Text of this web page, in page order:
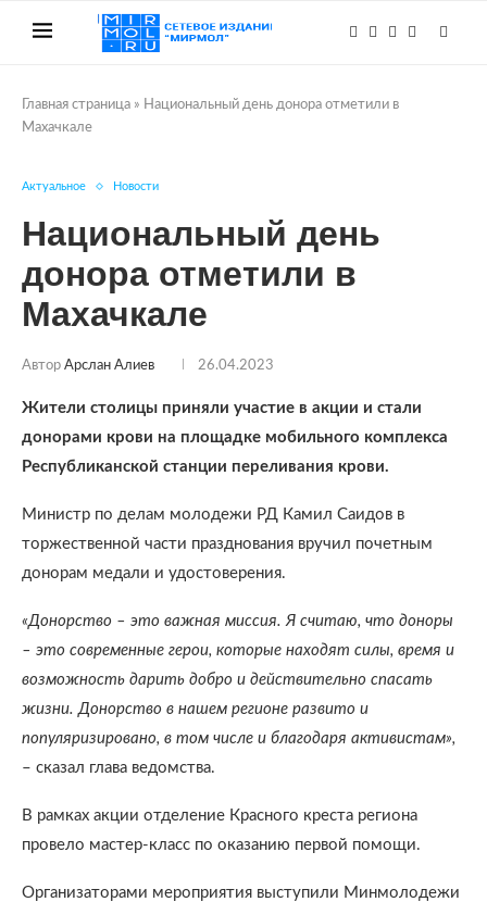
Главная страница » Национальный день донора отметили в
Махачкале
Актуальное Новости
Национальный день
донора отметили в
Махачкале
Автор Арслан Алиев 26.04.2023
Жители столицы приняли участие в акции и стали
донорами крови на площадке мобильного комплекса
Республиканской станции переливания крови.
Министр по делам молодежи РД Камил Саидов в
торжественной части празднования вручил почетным
донорам медали и удостоверения.
«Донорство – это важная миссия. Я считаю, что доноры
– это современные герои, которые находят силы, время и
возможность дарить добро и действительно спасать
жизни. Донорство в нашем регионе развито и
популяризировано, в том числе и благодаря активистам»,
– сказал глава ведомства.
В рамках акции отделение Красного креста региона
провело мастер-класс по оказанию первой помощи.
Организаторами мероприятия выступили Минмолодежи